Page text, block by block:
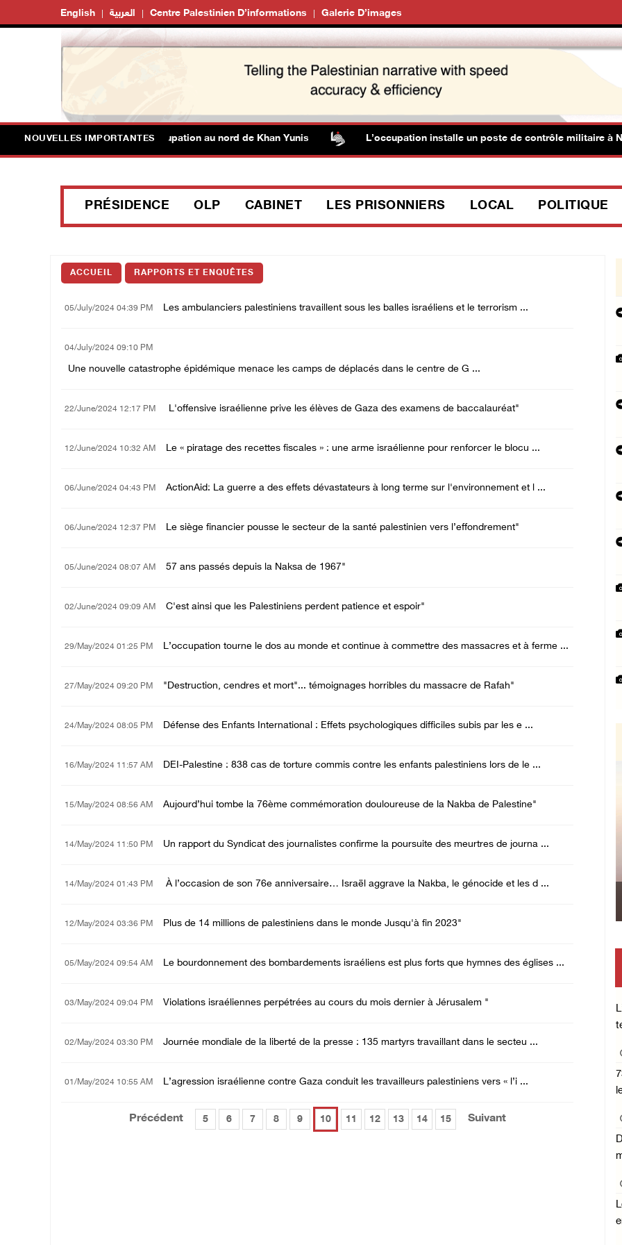
English العربية Centre Palestinien D’informations Galerie D’images
NOUVELLES IMPORTANTES
3 blessés par des balles d’occupation au nord de Khan Yunis L’occupation installe un poste de contrôle militaire à
PRÉSIDENCE OLP CABINET LES PRISONNIERS LOCAL POLITIQUE
ACCUEIL RAPPORTS ET ENQUÊTES
05/July/2024 04:39 PM Les ambulanciers palestiniens travaillent sous les balles israéliens et le terrorism ...
04/July/2024 09:10 PM
Une nouvelle catastrophe épidémique menace les camps de déplacés dans le centre de G ...
22/June/2024 12:17 PM L'offensive israélienne prive les élèves de Gaza des examens de baccalauréat"
12/June/2024 10:32 AM Le « piratage des recettes fiscales » : une arme israélienne pour renforcer le blocu ...
06/June/2024 04:43 PM ActionAid: La guerre a des effets dévastateurs à long terme sur l'environnement et l ...
06/June/2024 12:37 PM Le siège financier pousse le secteur de la santé palestinien vers l’effondrement"
05/June/2024 08:07 AM 57 ans passés depuis la Naksa de 1967"
02/June/2024 09:09 AM C'est ainsi que les Palestiniens perdent patience et espoir"
29/May/2024 01:25 PM L’occupation tourne le dos au monde et continue à commettre des massacres et à ferme ...
27/May/2024 09:20 PM "Destruction, cendres et mort"... témoignages horribles du massacre de Rafah"
24/May/2024 08:05 PM Défense des Enfants International : Effets psychologiques difficiles subis par les e ...
16/May/2024 11:57 AM DEI-Palestine : 838 cas de torture commis contre les enfants palestiniens lors de le ...
15/May/2024 08:56 AM Aujourd’hui tombe la 76ème commémoration douloureuse de la Nakba de Palestine"
14/May/2024 11:50 PM Un rapport du Syndicat des journalistes confirme la poursuite des meurtres de journa ...
14/May/2024 01:43 PM À l’occasion de son 76e anniversaire… Israël aggrave la Nakba, le génocide et les d ...
12/May/2024 03:36 PM Plus de 14 millions de palestiniens dans le monde Jusqu'à fin 2023"
05/May/2024 09:54 AM Le bourdonnement des bombardements israéliens est plus forts que hymnes des églises ...
03/May/2024 09:04 PM Violations israéliennes perpétrées au cours du mois dernier à Jérusalem "
02/May/2024 03:30 PM Journée mondiale de la liberté de la presse : 135 martyrs travaillant dans le secteu ...
01/May/2024 10:55 AM L’agression israélienne contre Gaza conduit les travailleurs palestiniens vers « l’i ...
Précédent 5 6 7 8 9 10 11 12 13 14 15 Suivant